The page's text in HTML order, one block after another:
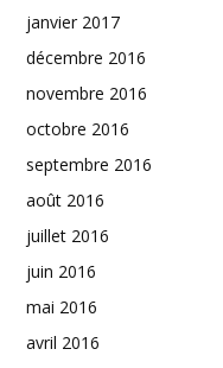
janvier 2017
décembre 2016
novembre 2016
octobre 2016
septembre 2016
août 2016
juillet 2016
juin 2016
mai 2016
avril 2016